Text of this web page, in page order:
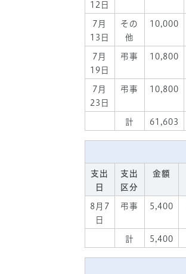
12日
7月
13日
その
他
10,000
7月
19日
弔事 10,800
7月
23日
弔事 10,800
計 61,603
支出
日
支出
区分
金額
8月7
日
弔事 5,400
計 5,400